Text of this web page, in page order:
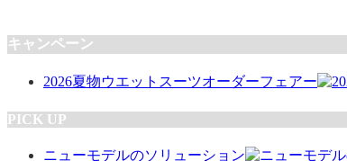
キャンペーン
2026夏物ウエットスーツオーダーフェアー
PICK UP
ニューモデルのソリューション